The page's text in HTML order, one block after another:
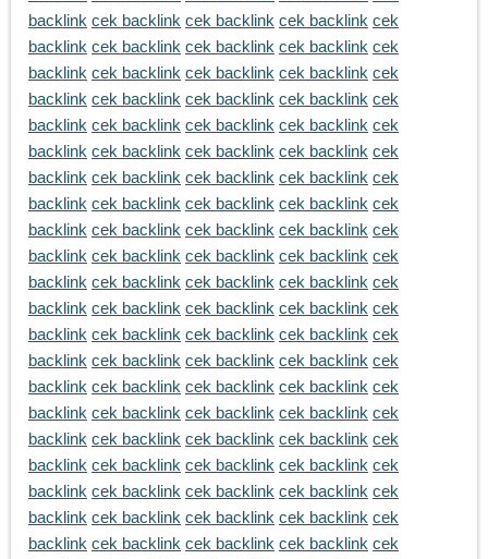
backlink cek backlink cek backlink cek backlink cek
backlink cek backlink cek backlink cek backlink cek
backlink cek backlink cek backlink cek backlink cek
backlink cek backlink cek backlink cek backlink cek
backlink cek backlink cek backlink cek backlink cek
backlink cek backlink cek backlink cek backlink cek
backlink cek backlink cek backlink cek backlink cek
backlink cek backlink cek backlink cek backlink cek
backlink cek backlink cek backlink cek backlink cek
backlink cek backlink cek backlink cek backlink cek
backlink cek backlink cek backlink cek backlink cek
backlink cek backlink cek backlink cek backlink cek
backlink cek backlink cek backlink cek backlink cek
backlink cek backlink cek backlink cek backlink cek
backlink cek backlink cek backlink cek backlink cek
backlink cek backlink cek backlink cek backlink cek
backlink cek backlink cek backlink cek backlink cek
backlink cek backlink cek backlink cek backlink cek
backlink cek backlink cek backlink cek backlink cek
backlink cek backlink cek backlink cek backlink cek
backlink cek backlink cek backlink cek backlink cek